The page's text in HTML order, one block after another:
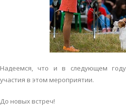
Надеемся, что и в следующем
участия в этом мероприятии.
До новых встреч!